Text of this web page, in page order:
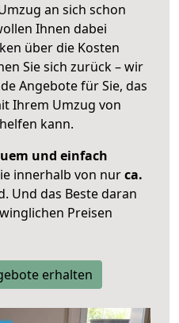
an sich schon
Ihnen dabei
über die Kosten
Sie sich zurück – wir
Angebote für Sie, das
Ihrem Umzug von
kann.
und einfach
innerhalb von nurca.
Und das Beste daran
Preisen
erhalten